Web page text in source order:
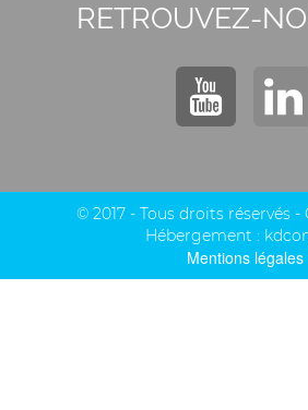
RETROUVEZ-
© 2017 - Tous droits réservés
Hébergement :
Mentions légales